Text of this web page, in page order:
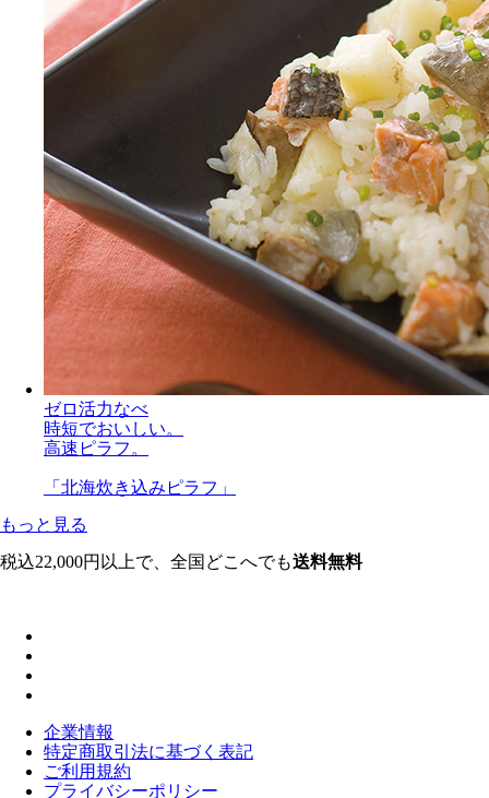
ゼロ活力なべ
時短でおいしい。
高速ピラフ。
「北海炊き込みピラフ」
もっと見る
税込22,000円以上で、全国どこへでも送料無料
企業情報
特定商取引法に基づく表記
ご利用規約
プライバシーポリシー